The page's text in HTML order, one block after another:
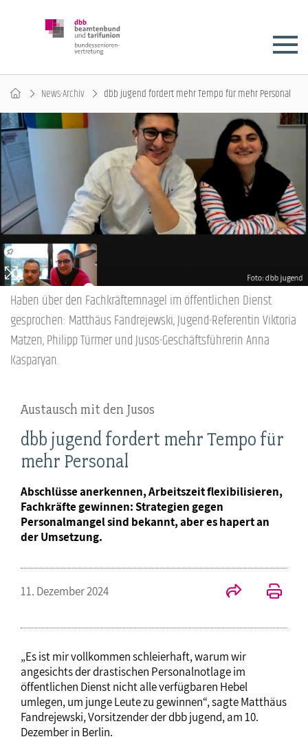
News-Archiv dbb jugend fordert mehr Tempo für mehr Personal
Haben über den Fachkräftemnagel im öffentlichen Dienst
gesprochen: Matthäus Fandrejewski, Jugend-Referentin Viktoria
Matzen, Philipp Türmer und Jusos-Geschäftsführerin Anna
Kasparyan.
Austausch mit den Jusos
dbb jugend fordert mehr Tempo für
mehr Personal
Abschlüsse anerkennen, Arbeitszeit flexibilisieren,
Fachkräfte gewinnen: Strategien gegen
Personalmangel sind bekannt, aber es hapert an
der Umsetzung.
11. Dezember 2024
„Es ist mir vollkommen schleierhaft, warum wir
angesichts der drastischen Personalnotlage im
öffentlichen Dienst nicht alle verfügbaren Hebel
umlegen, um junge Leute zu gewinnen“, sagte Matthäus
Fandrejewski, Vorsitzender der dbb jugend, am 10.
Dezember in Berlin.